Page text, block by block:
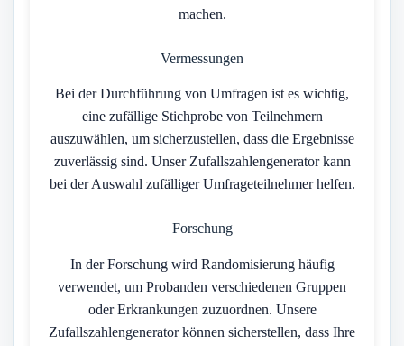
machen.
Vermessungen
Bei der Durchführung von Umfragen ist es wichtig,
eine zufällige Stichprobe von Teilnehmern
auszuwählen, um sicherzustellen, dass die Ergebnisse
zuverlässig sind. Unser Zufallszahlengenerator kann
bei der Auswahl zufälliger Umfrageteilnehmer helfen.
Forschung
In der Forschung wird Randomisierung häufig
verwendet, um Probanden verschiedenen Gruppen
oder Erkrankungen zuzuordnen. Unsere
Zufallszahlengenerator können sicherstellen, dass Ihre